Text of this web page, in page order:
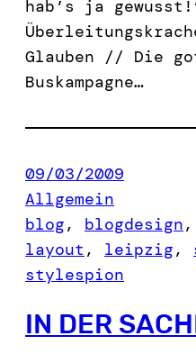
hab’s ja
Glauben // Die
Buskampagne…
09/03/2009
Allgemein
blog, blogdesign,
layout , leipzig,
stylespion
IN DER